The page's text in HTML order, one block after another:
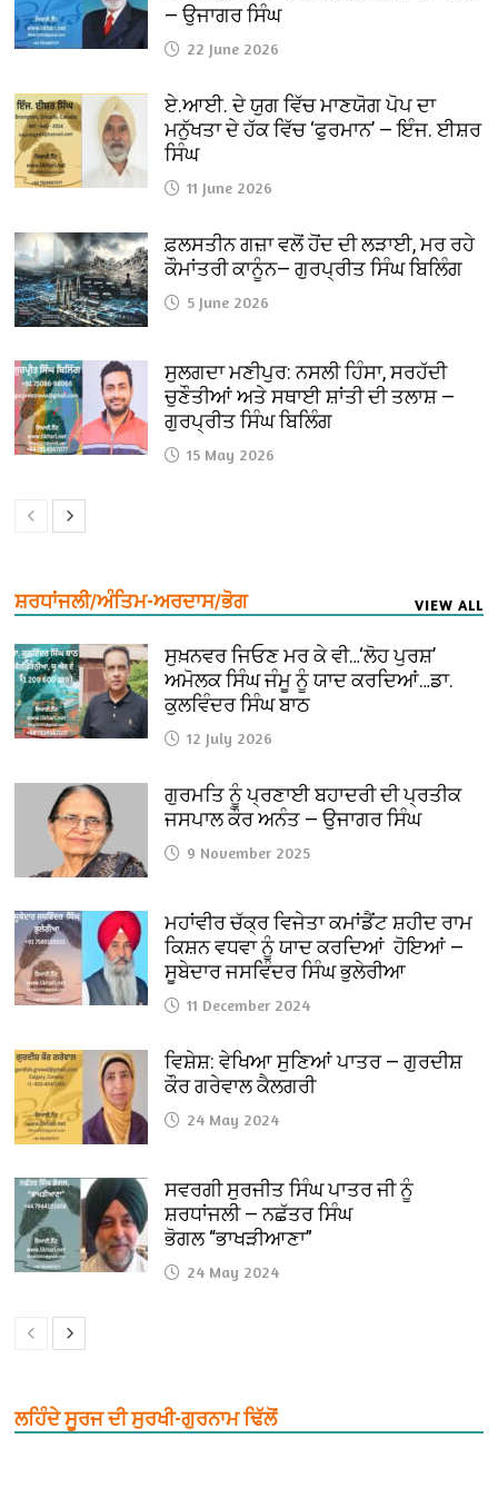
— ਉਜਾਗਰ ਸਿੰਘ
22 June 2026
ਏ.ਆਈ. ਦੇ ਯੁਗ ਵਿੱਚ ਮਾਣਯੋਗ ਪੋਪ ਦਾ
ਮਨੁੱਖਤਾ ਦੇ ਹੱਕ ਵਿੱਚ ‘ਫੁਰਮਾਨ’ — ਇੰਜ. ਈਸ਼ਰ
ਸਿੰਘ
11 June 2026
ਫ਼ਲਸਤੀਨ ਗਜ਼ਾ ਵਲੋਂ ਹੋਂਦ ਦੀ ਲੜਾਈ, ਮਰ ਰਹੇ
ਕੌਮਾਂਤਰੀ ਕਾਨੂੰਨ— ਗੁਰਪ੍ਰੀਤ ਸਿੰਘ ਬਿਲਿੰਗ
5 June 2026
ਸੁਲਗਦਾ ਮਣੀਪੁਰ: ਨਸਲੀ ਹਿੰਸਾ, ਸਰਹੱਦੀ
ਚੁਣੌਤੀਆਂ ਅਤੇ ਸਥਾਈ ਸ਼ਾਂਤੀ ਦੀ ਤਲਾਸ਼ —
ਗੁਰਪ੍ਰੀਤ ਸਿੰਘ ਬਿਲਿੰਗ
15 May 2026
ਸ਼ਰਧਾਂਜਲੀ/ਅੰਤਿਮ-ਅਰਦਾਸ/ਭੋਗ VIEW ALL
ਸੁਖ਼ਨਵਰ ਜਿਓਣ ਮਰ ਕੇ ਵੀ…‘ਲੋਹ ਪੁਰਸ਼’
ਅਮੋਲਕ ਸਿੰਘ ਜੰਮੂ ਨੂੰ ਯਾਦ ਕਰਦਿਆਂ…ਡਾ.
ਕੁਲਵਿੰਦਰ ਸਿੰਘ ਬਾਠ
12 July 2026
ਗੁਰਮਤਿ ਨੂੰ ਪ੍ਰਣਾਈ ਬਹਾਦਰੀ ਦੀ ਪ੍ਰਤੀਕ
ਜਸਪਾਲ ਕੌਰ ਅਨੰਤ — ਉਜਾਗਰ ਸਿੰਘ
9 November 2025
ਮਹਾਂਵੀਰ ਚੱਕ੍ਰ ਵਿਜੇਤਾ ਕਮਾਂਡੈਂਟ ਸ਼ਹੀਦ ਰਾਮ
ਕਿਸ਼ਨ ਵਧਵਾ ਨੂੰ ਯਾਦ ਕਰਦਿਆਂ ਹੋਇਆਂ —
ਸੂਬੇਦਾਰ ਜਸਵਿੰਦਰ ਸਿੰਘ ਭੁਲੇਰੀਆ
11 December 2024
ਵਿਸ਼ੇਸ਼: ਵੇਖਿਆ ਸੁਣਿਆਂ ਪਾਤਰ — ਗੁਰਦੀਸ਼
ਕੌਰ ਗਰੇਵਾਲ ਕੈਲਗਰੀ
24 May 2024
ਸਵਰਗੀ ਸੁਰਜੀਤ ਸਿੰਘ ਪਾਤਰ ਜੀ ਨੂੰ
ਸ਼ਰਧਾਂਜਲੀ — ਨਛੱਤਰ ਸਿੰਘ
ਭੋਗਲ “ਭਾਖੜੀਆਣਾ”
24 May 2024
ਲਹਿੰਦੇ ਸੂਰਜ ਦੀ ਸੁਰਖੀ-ਗੁਰਨਾਮ ਢਿੱਲੋਂ